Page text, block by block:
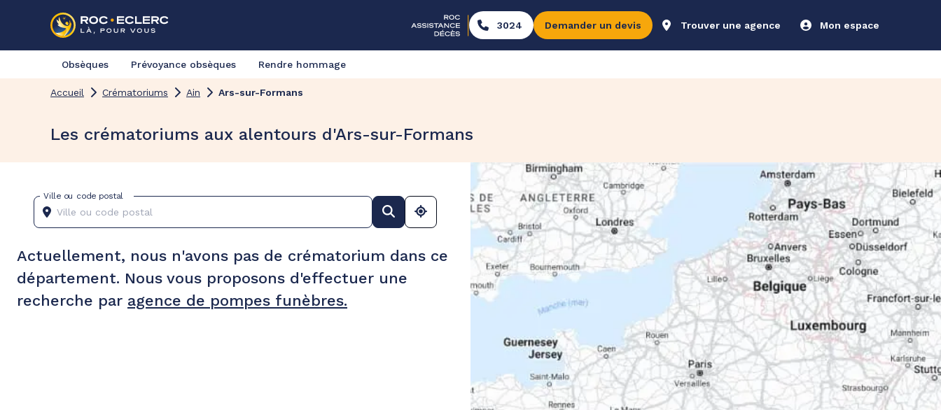
3024 Demander un devis Trouver une agence Mon espace
Obsèques Prévoyance obsèques Rendre hommage
Accueil Crématoriums Ain Ars-sur-Formans
Les crématoriums aux alentours d'Ars-sur-Formans
Ville ou code postal
Actuellement, nous n'avons pas de crématorium dans ce
département. Nous vous proposons d'effectuer une
recherche par agence de pompes funèbres.